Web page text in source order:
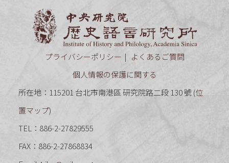
プライバシーポリシー
よくあるご質問
個人情報の保護に関する
所在地：115201 台北市南港區 研究院路二段 130 號 (位
置マップ)
TEL：886-2-27829555
FAX：886-2-27868834